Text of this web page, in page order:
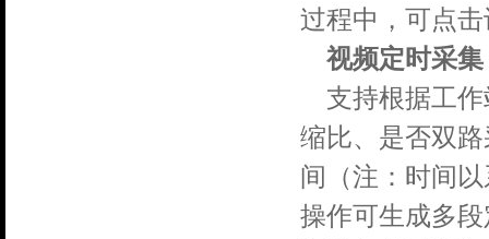
过程中，可点
视频定时采集
支持根据工
缩比、是否双
间（注：时间
操作可生成多